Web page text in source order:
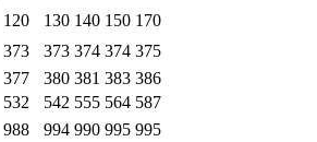
120 130 140 150 170
373 373 374 374 375
377 380 381 383 386
532 542 555 564 587
988 994 990 995 995